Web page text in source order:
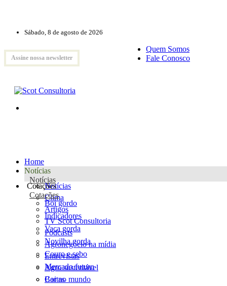
Sábado, 8 de agosto de 2026
Assine nossa newsletter
Quem Somos
Fale Conosco
Home
Notícias
Notícias
Notícias
Clima
Artigos
TV Scot Consultoria
Podcasts
Agronegócio na mídia
Entrevistas
Agro sustentável
Cartas
Cotações
Cotações
Boi gordo
Indicadores
Vaca gorda
Novilha gorda
Couro e sebo
Mercado futuro
Boi no mundo